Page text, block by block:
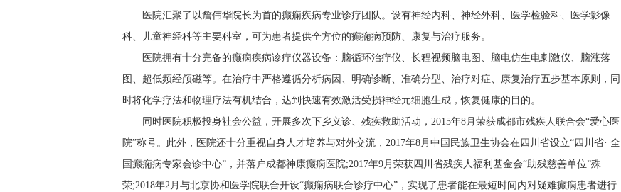
医院汇聚了以詹伟华院长为首的癫痫疾病专业诊疗团队。设有神经内科、神经外科、医学检验科、医学影像
科、儿童神经科等主要科室，可为患者提供全方位的癫痫病预防、康复与治疗服务。
医院拥有十分完备的癫痫疾病诊疗仪器设备：脑循环治疗仪、长程视频脑电图、脑电仿生电刺激仪、脑涨落
图、超低频经颅磁等。在治疗中严格遵循分析病因、明确诊断、准确分型、治疗对症、康复治疗五步基本原则，同
时将化学疗法和物理疗法有机结合，达到快速有效激活受损神经元细胞生成，恢复健康的目的。
同时医院积极投身社会公益，开展多次下乡义诊、残疾救助活动，2015年8月荣获成都市残疾人联合会“爱心医
院”称号。此外，医院还十分重视自身人才培养与对外交流，2017年8月中国民族卫生协会在四川省设立“四川省· 全
国癫痫病专家会诊中心”，并落户成都神康癫痫医院;2017年9月荣获四川省残疾人福利基金会“助残慈善单位”殊
荣;2018年2月与北京协和医学院联合开设“癫痫病联合诊疗中心”，实现了患者能在最短时间内对疑难癫痫患者进行